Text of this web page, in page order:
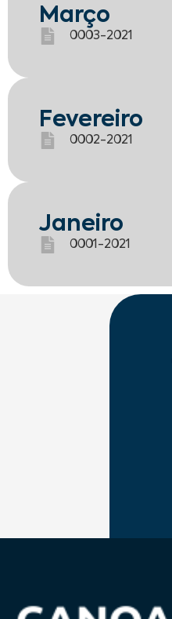
Março
0003-2021
Fevereiro
0002-2021
Janeiro
0001-2021